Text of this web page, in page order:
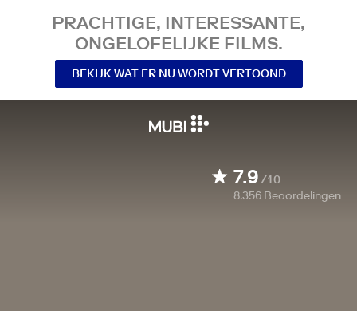
PRACHTIGE, INTERESSANTE,
ONGELOFELIJKE FILMS.
BEKIJK WAT ER NU WORDT VERTOOND
7.9/10
8.356 Beoordelingen